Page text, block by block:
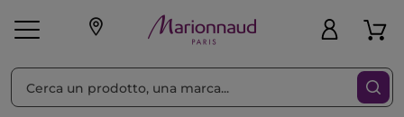
Ordina per Filtra